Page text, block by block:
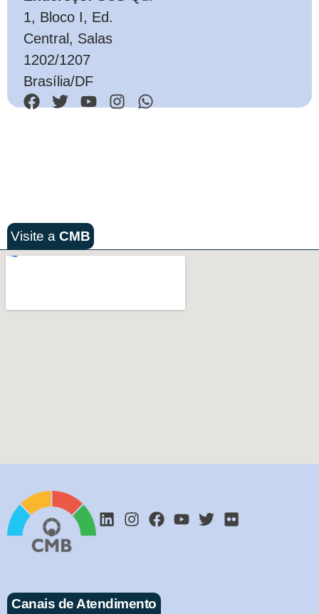
1, Bloco I, Ed.
Central, Salas
1202/1207
Brasília/DF
Visite a CMB
Canais de Atendimento